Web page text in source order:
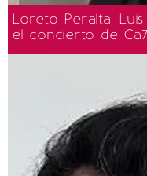
Loreto Peralta,
el concierto de